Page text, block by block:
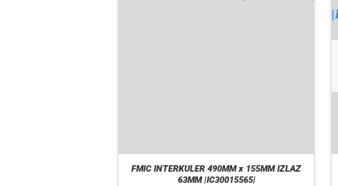
FMIC INTERKULER 490MM x 155MM IZLAZ
63MM |IC30015565|